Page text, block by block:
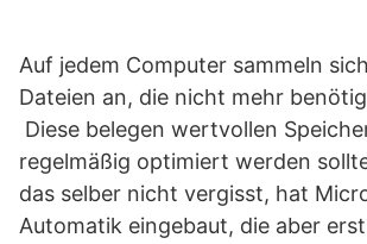
Auf jedem Computer sammeln
Dateien an, die nicht mehr
Diese belegen wertvollen
regelmäßig optimiert werden
das selber nicht vergisst, hat
Automatik eingebaut, die aber